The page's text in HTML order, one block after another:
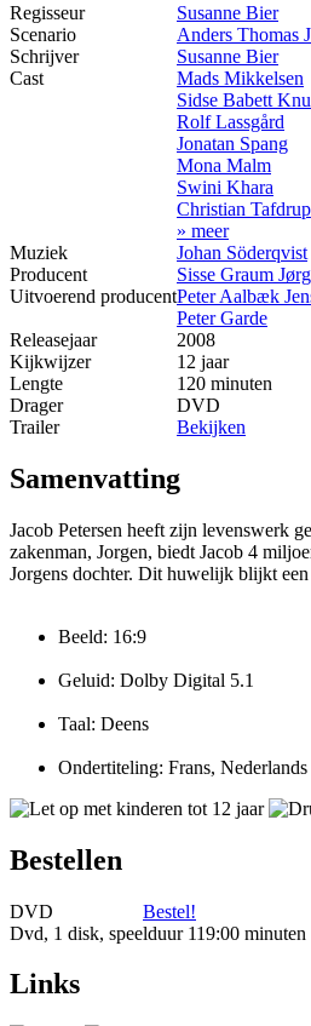
Regisseur
Susanne Bier
Scenario
Anders Thomas
Schrijver
Susanne Bier
Cast
Mads Mikkelsen
Sidse Babett
Rolf Lassgård
Jonatan Spang
Mona Malm
Swini Khara
Christian Tafdrup
» meer
Muziek
Johan Söderqvist
Producent
Sisse Graum
Uitvoerend producentPeter Aalbæk
Peter Garde
Releasejaar
2008
Kijkwijzer
12 jaar
Lengte
120 minuten
Drager
DVD
Trailer
Bekijken
Samenvatting
Jacob Petersen heeft zijn levenswerk
zakenman, Jorgen, biedt Jacob 4
Jorgens dochter. Dit huwelijk blijkt een
Beeld: 16:9
Geluid: Dolby Digital 5.1
Taal: Deens
Ondertiteling: Frans, Nederlands
Bestellen
DVD
Bestel!
Dvd, 1 disk, speelduur 119:00 minuten
Links